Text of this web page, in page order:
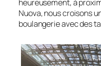
heureusement, à
Nuova, nous croisons
boulangerie avec des